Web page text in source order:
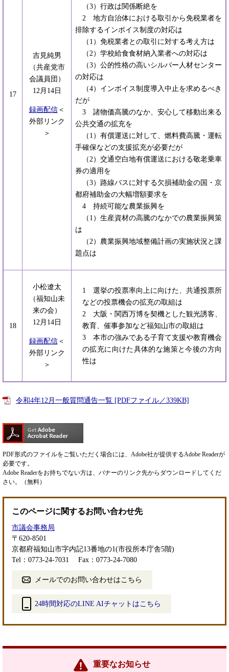
17
吉見純男
（共産党市
会議員団）
12月14日
録画配信＜
外部リンク
＞
（3）行政は関係断絶を
2 地方自治体における取引から免税業者を
排除するインボイス制度の対応は
（1）免税業者との取引に対する考え方は
（2）学校給食食材納入業者への対応は
（3）公的性格の高いシルバー人材センター
の対応は
（4）インボイス制度導入中止を求めるべき
だが
3 諸物価高騰のなか、安心して移動出来る
公共交通の拡充を
（1）有償運送に対して、燃料費高騰・運転
手確保などの支援拡充が必要だが
（2）交通空白地有償運送における敬老乗車
券の適用を
（3）路線バスに対する欠損補助金の国・京
都府補助金の大幅増額要求を
4 持続可能な農業振興を
（1）生産資材の高騰のなかでの農業振興策
は
（2）農業振興地域整備計画の実施状況と課
題点は
18
小松遼太
（福知山未
来の会）
12月14日
録画配信＜
外部リンク
＞
1 選挙の投票率向上に向けた、共通投票所
などの投票機会の拡充の取組は
2 大阪・関西万博を契機とした観光誘客、
教育、催事参加など福知山市の取組は
3 本市の強みである子育て支援や教育機会
の拡充に向けた具体的な施策と今後の方向
性は
令和4年12月一般質問通告一覧 [PDFファイル／339KB]
PDF形式のファイルをご覧いただく場合には、Adobe社が提供するAdobe Readerが
必要です。
Adobe Readerをお持ちでない方は、バナーのリンク先からダウンロードしてくだ
さい。（無料）
このページに関するお問い合わせ先
市議会事務局
〒620-8501
京都府福知山市字内記13番地の1(市役所本庁舎5階)
Tel：0773-24-7031
Fax：0773-24-7080
メールでのお問い合わせはこちら
24時間対応のLINE AIチャットはこちら
リ
重要なお知らせ